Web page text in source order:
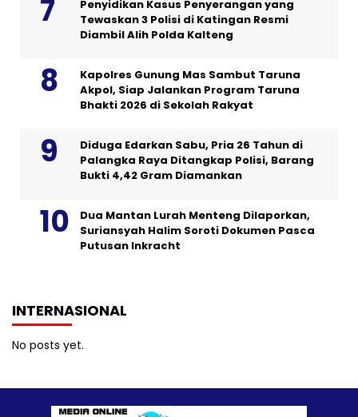
Penyidikan Kasus Penyerangan yang
Tewaskan 3 Polisi di Katingan Resmi
Diambil Alih Polda Kalteng
Kapolres Gunung Mas Sambut Taruna
Akpol, Siap Jalankan Program Taruna
Bhakti 2026 di Sekolah Rakyat
Diduga Edarkan Sabu, Pria 26 Tahun di
Palangka Raya Ditangkap Polisi, Barang
Bukti 4,42 Gram Diamankan
Dua Mantan Lurah Menteng Dilaporkan,
Suriansyah Halim Soroti Dokumen Pasca
Putusan Inkracht
INTERNASIONAL
No posts yet.